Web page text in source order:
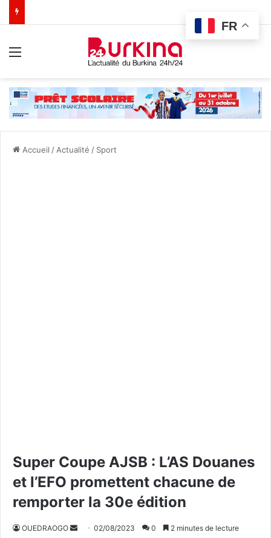
Accueil / Actualité / Sport
Super Coupe AJSB : L’AS Douanes
et l’EFO promettent chacune de
remporter la 30e édition
OUEDRAOGO 02/08/2023 0 2 minutes de lecture
FR